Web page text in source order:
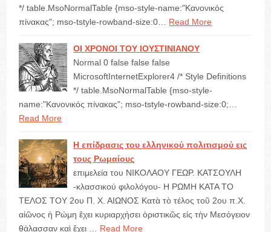
*/ table.MsoNormalTable {mso-style-name:"Κανονικός
πίνακας"; mso-tstyle-rowband-size:0… Read More
ΟΙ ΧΡΟΝΟΙ ΤΟΥ ΙΟΥΣΤΙΝΙΑΝΟΥ
Normal 0 false false false
MicrosoftInternetExplorer4 /* Style Definitions
*/ table.MsoNormalTable {mso-style-
name:"Κανονικός πίνακας"; mso-tstyle-rowband-size:0;…
Read More
Η επίδρασις του ελληνικού πολιτισμού εις
τους Ρωμαίους
επιμελεία του ΝΙΚΟΛΑΟΥ ΓΕΩΡ. ΚΑΤΣΟΥΛΗ
-κλασσικού φιλολόγου- Η ΡΩΜΗ ΚΑΤΑ ΤΟ
ΤΕΛΟΣ ΤΟΥ 2ου Π. Χ. ΑΙΩΝΟΣ Κατὰ τὸ τέλος τοῦ 2ου π.Χ.
αἰῶνος ἡ Ρώμη ἔχει κυριαρχήσει ὁριστικῶς εἰς τὴν Μεσόγειον
θάλασσαν καὶ ἔχει … Read More